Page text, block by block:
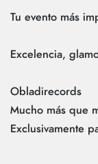
Tu evento más
Excelencia,
Obladirecords
Mucho más que
Exclusivamente